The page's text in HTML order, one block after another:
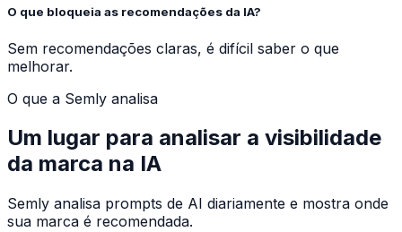
O que bloqueia as recomendações da IA?
Sem recomendações claras, é difícil saber o que
melhorar.
O que a Semly analisa
Um lugar para analisar a visibilidade
da marca na IA
Semly analisa prompts de AI diariamente e mostra onde
sua marca é recomendada.